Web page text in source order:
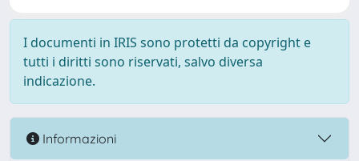
I documenti in IRIS sono protetti da copyright e
tutti i diritti sono riservati, salvo diversa
indicazione.
Informazioni